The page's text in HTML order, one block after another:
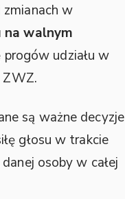
w
walnym
progów udziału w
ZWZ.
są ważne decyzje
głosu w trakcie
osoby w całej